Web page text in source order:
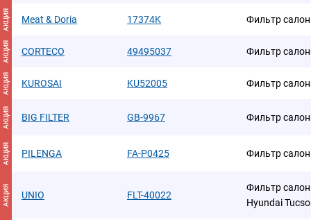
АКЦИЯ Meat & Doria 17374K Фильтр
АКЦИЯ CORTECO 49495037 Фильтр
АКЦИЯ KUROSAI KU52005 Фильтр
АКЦИЯ BIG FILTER GB-9967 Фильтр
АКЦИЯ PILENGA FA-P0425 Фильтр
АКЦИЯ UNIO FLT-40022
Фильтр
Hyundai